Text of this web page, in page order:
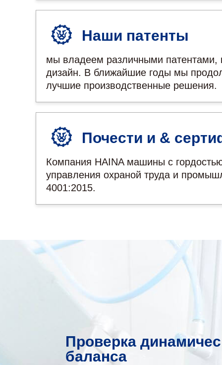
Наши патенты
мы владеем различными патентами,
дизайн. В ближайшие годы мы
лучшие производственные решения.
Почести и &
Компания HAINA машины с
управления охраной труда и
4001:2015.
Проверка
баланса